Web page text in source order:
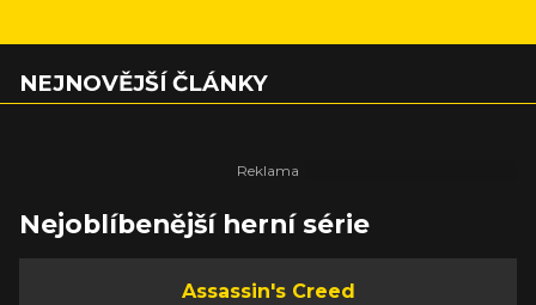
NEJNOVĚJŠÍ ČLÁNKY
Nejoblíbenější herní série
Assassin's Creed